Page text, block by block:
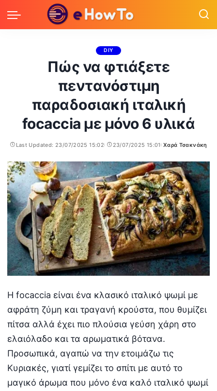
DIY
Πώς να φτιάξετε
πεντανόστιμη
παραδοσιακή ιταλική
focaccia με μόνο 6 υλικά
Last Updated: 23/07/2025 15:02 23/07/2025 15:01
Posted
Χαρά Τσακνάκη
Η focaccia είναι ένα κλασικό ιταλικό ψωμί με
αφράτη ζύμη και τραγανή κρούστα, που θυμίζει
πίτσα αλλά έχει πιο πλούσια γεύση χάρη στο
ελαιόλαδο και τα αρωματικά βότανα.
Προσωπικά, αγαπώ να την ετοιμάζω τις
Κυριακές, γιατί γεμίζει το σπίτι με αυτό το
μαγικό άρωμα που μόνο ένα καλό ιταλικό ψωμί